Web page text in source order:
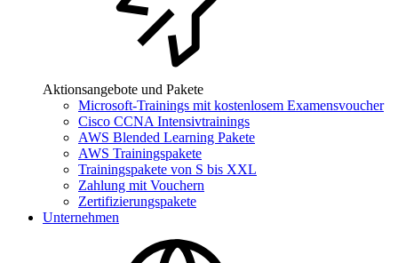
Aktionsangebote und Pakete
Microsoft-Trainings mit kostenlosem Examensvoucher
Cisco CCNA Intensivtrainings
AWS Blended Learning Pakete
AWS Trainingspakete
Trainingspakete von S bis XXL
Zahlung mit Vouchern
Zertifizierungspakete
Unternehmen